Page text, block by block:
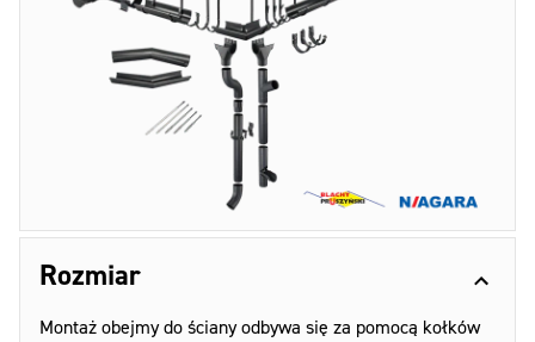
Rozmiar
Montaż obejmy do ściany odbywa się za pomocą kołków